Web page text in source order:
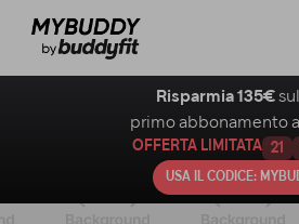
Risparmia 135€
primo abbonamento
OFFERTA LIMITATA 21
USA IL CODICE: